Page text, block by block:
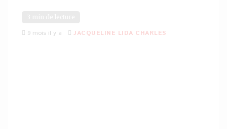
9 mois il y a JACQUELINE LIDA CHARLES